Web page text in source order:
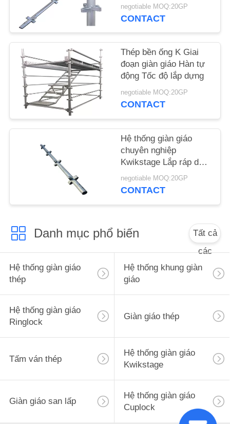
GIÁ
SƠ
ĐỒ
TRANG
WEB
POLICY
negotiable MOQ:20GP
CONTACT
Thép bền ống K Giai
đoạn giàn giáo Hàn tự
động Tốc độ lắp dựng
negotiable MOQ:20GP
CONTACT
Hệ thống giàn giáo
chuyên nghiệp
Kwikstage Lắp ráp dọc
dễ dàng cho các dự án
cầu
negotiable MOQ:20GP
CONTACT
Danh mục phổ biến
Tất cả
các
Hệ thống giàn giáo
thép
Hệ thống khung giàn
giáo
Hệ thống giàn giáo
Ringlock
Giàn giáo thép
Tấm ván thép
Hệ thống giàn giáo
Kwikstage
Giàn giáo san lấp
Hệ thống giàn giáo
Cuplock